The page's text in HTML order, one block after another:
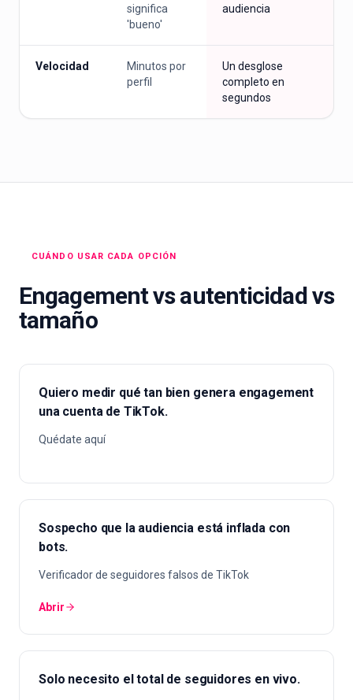
significa
'bueno'
audiencia
Velocidad
Minutos por
perfil
Un desglose
completo en
segundos
CUÁNDO USAR CADA OPCIÓN
Engagement vs autenticidad vs
tamaño
Quiero medir qué tan bien genera engagement
una cuenta de TikTok.
Quédate aquí
Sospecho que la audiencia está inflada con
bots.
Verificador de seguidores falsos de TikTok
Abrir
Solo necesito el total de seguidores en vivo.